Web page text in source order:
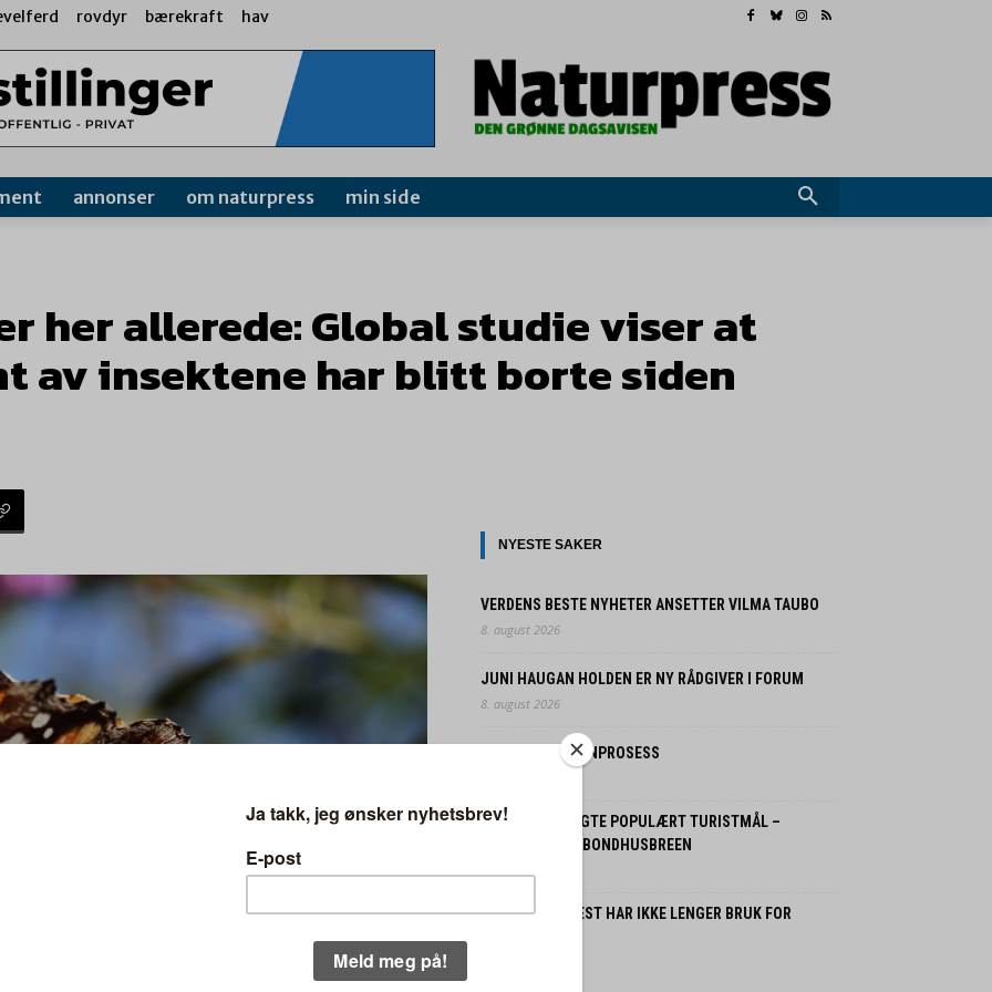
rovdyr bærekraft hav
annonser om naturpress min side
her allerede: Global studie viser at
av insektene har blitt borte siden
NYESTE SAKER
VERDENS BESTE NYHETER ANSETTER VILMA TAUBO
8. august 2026
JUNI HAUGAN HOLDEN ER NY RÅDGIVER I FORUM
8. august 2026
– FRYKTER SKINNPROSESS
POLITIET STENGTE POPULÆRT TURISTMÅL –
FLOMFARE FRA BONDHUSBREEN
NORDMENN FLEST HAR IKKE LENGER BRUK FOR